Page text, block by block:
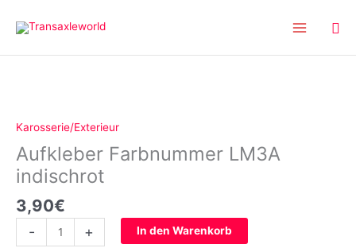
Inhalt
Karosserie/Exterieur
Aufkleber Farbnummer LM3A
indischrot
3,90€
-
indischrot
Menge
+ In den Warenkorb